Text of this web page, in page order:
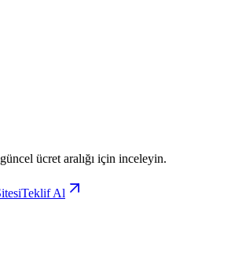
ücret aralığı için inceleyin.
Teklif Al